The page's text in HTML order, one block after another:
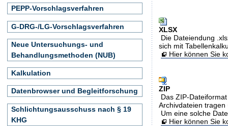
XLSX
Die Dateiendung
sich mit
Hier können Sie
ZIP
Das ZIP-
Archivdateien
Um eine solche
Hier können Sie
PEPP-Vorschlagsverfahren
G-DRG-/LG-Vorschlagsverfahren
Neue Untersuchungs- und
Behandlungsmethoden (NUB)
Kalkulation
Datenbrowser und Begleitforschung
Schlichtungsausschuss nach § 19
KHG